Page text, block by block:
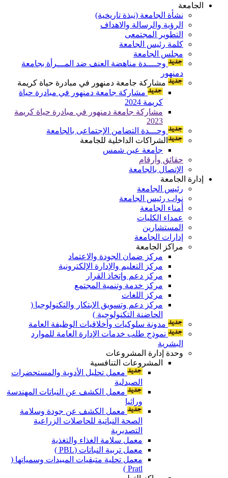
الجامعة
نشأة الجامعة (نبذة تاريخية)
الرؤية والرسالة والاهداف
التطوير المجتمعى
كلمة رئيس الجامعة
مجلس الجامعة
وحــــدة مناهضة العنف ضد المـــرأة بجامعة
دمنهور
مشاركة جامعة دمنهور في مبادرة حياة كريمة
مشاركة جامعة دمنهور في مبادرة حياة
كريمة 2024
مشاركة جامعة دمنهور في مبادرة حياة كريمة
2023
وحـــدة التضامن الإجتماعى بالجامعة
الشراكات الداخلية للجامعة
جامعة عين شمس
حقائق وأرقام
الإتصال بالجامعة
إدارة الجامعة
رئيس الجامعة
نواب رئيس الجامعة
أمناء الجامعة
عمداء الكليات
المستشارين
إدارات الجامعة
مراكز الجامعة
مركز ضمان الجودة والاعتماد
مركز التعليم والإدارة الإلكترونية
مركز دعم وإتخاذ القرار
مركز خدمة وتنمية المجتمع
مركز اللغات
مركز دعم وتسويق الإبتكار والتكنولوجيا (
الحاضنة التكنولوجية )
مدونة سلوكيات وأخلاقيات الوظيفة العامة
نموذج طلب خدمات الإدارة العامة للموارد
البشرية
وحدة إدارة المشروعات
المشروعات التنافسية
معمل تحليل الأدوية والمستحضرات
الصيدلية
معمل الكشف عن النباتات المهندسة
وراثيا
معمل الكشف عن جودة وسلامة
الصحة النباتية للحاصلات الزراعية
التصديرية
معمل سلامة الغذاء والتغذية
معمل تربية النباتات (PBL )
معمل تحلية متبقيات المبيدات وسمياتها (
Pratl )